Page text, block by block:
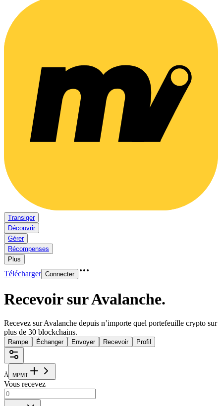
Transiger
Découvrir
Gérer
Récompenses
Plus
Télécharger Connecter
Recevoir sur Avalanche.
Recevez sur Avalanche depuis n’importe quel portefeuille crypto sur
plus de 30 blockchains.
Rampe Échanger Envoyer Recevoir Profil
À MPMT
Vous recevez